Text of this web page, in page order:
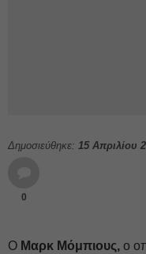
Δημοσιεύθηκε: 15 Απριλίου
0
Ο Μαρκ Μόμπιους, ο